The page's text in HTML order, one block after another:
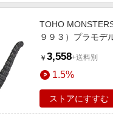
テル予約
ービス
キャンペーン
期版
TOHO
９９３）プラモデ
￥ 3,558+送料別
1.5%
ストアにすすむ